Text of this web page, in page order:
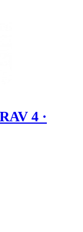
4 ·